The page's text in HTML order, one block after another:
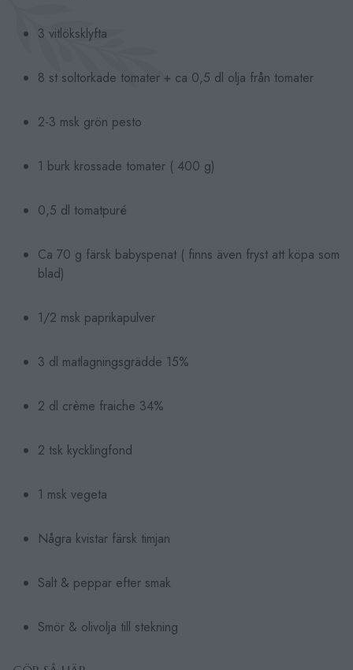
3 vitlöksklyfta
8 st soltorkade tomater + ca 0,5 dl olja från tomater
2-3 msk grön pesto
1 burk krossade tomater ( 400 g)
0,5 dl tomatpuré
Ca 70 g färsk babyspenat ( finns även fryst att köpa som
blad)
1/2 msk paprikapulver
3 dl matlagningsgrädde 15%
2 dl crème fraiche 34%
2 tsk kycklingfond
1 msk vegeta
Några kvistar färsk timjan
Salt & peppar efter smak
Smör & olivolja till stekning